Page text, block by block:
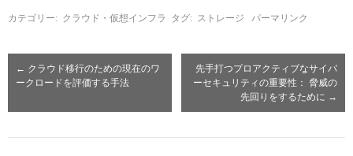
カテゴリー: クラウド・仮想インフラ タグ: ストレージ パーマリンク
← クラウド移行のための現在のワ
ークロードを評価する手法
先手打つプロアクティブなサイバ
ーセキュリティの重要性： 脅威の
先回りをするために →